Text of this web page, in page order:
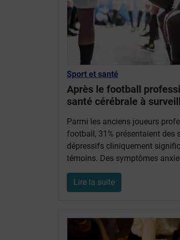
Sport et santé
Après le football
santé cérébrale à
Parmi les anciens joueurs
football, 31% présentaient des
dépressifs cliniquement
témoins. Des symptômes
Lire la suite